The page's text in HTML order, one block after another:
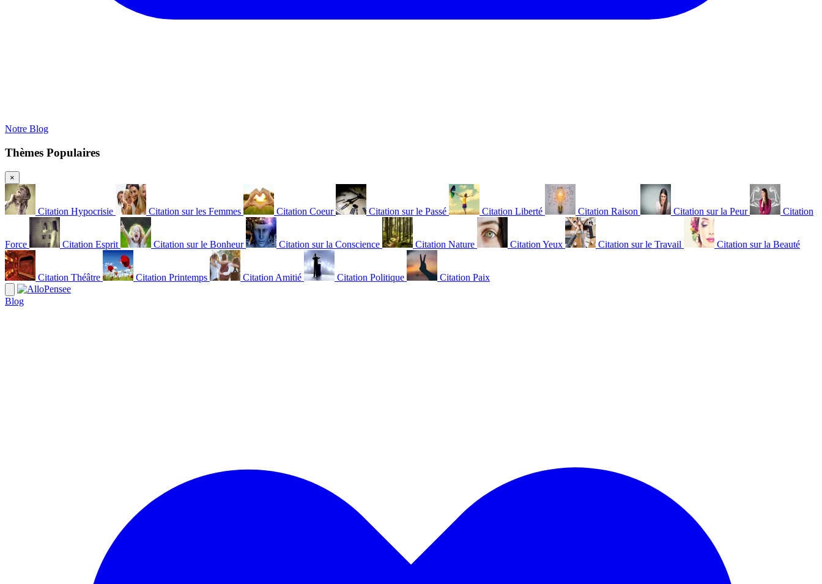
Notre Blog
Thèmes Populaires
×
Citation Hypocrisie Citation sur les Femmes Citation Coeur Citation sur le Passé Citation Liberté Citation Raison Citation sur la Peur Citation
Force Citation Esprit Citation sur le Bonheur Citation sur la Conscience Citation Nature Citation Yeux Citation sur le Travail Citation sur la Beauté
Citation Théâtre Citation Printemps Citation Amitié Citation Politique Citation Paix
Blog